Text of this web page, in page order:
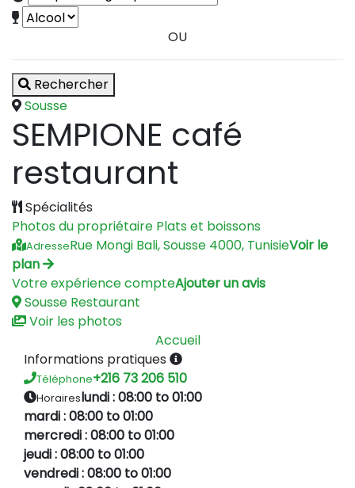
OU
Rechercher
Sousse
SEMPIONE café
restaurant
Spécialités
Photos du propriétaire Plats et boissons
AdresseRue Mongi Bali, Sousse 4000, TunisieVoir le
plan
Votre expérience compteAjouter un avis
Sousse Restaurant
Voir les photos
Accueil
Informations pratiques
Téléphone+216 73 206 510
Horaireslundi : 08:00 to 01:00
mardi : 08:00 to 01:00
mercredi : 08:00 to 01:00
jeudi : 08:00 to 01:00
vendredi : 08:00 to 01:00